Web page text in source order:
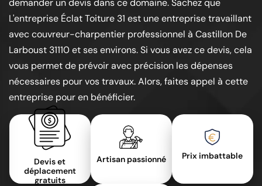
demander un devis dans ce domaine. Sachez que
L'entreprise Éclat Toiture 31 est une entreprise travaillant
avec couvreur-charpentier professionnel à Castillon De
Larboust 31110 et ses environs. Si vous avez ce devis, cela
vous permet de prévoir avec précision les dépenses
nécessaires pour vos travaux. Alors, faites appel à cette
entreprise pour en bénéficier.
Devis et
déplacement
gratuits
Artisan passionné Prix imbattable